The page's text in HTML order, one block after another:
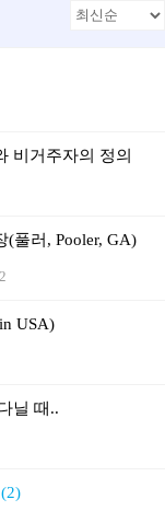
비거주자의 정의
풀러, Pooler, GA)
USA)
닐 때..
(2)